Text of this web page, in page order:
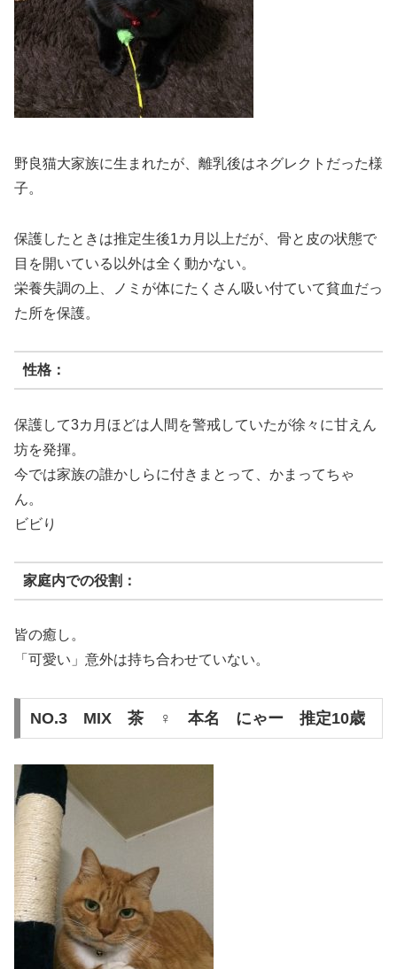
野良猫大家族に生まれたが、離乳後はネグレクトだった様
子。
保護したときは推定生後1カ月以上だが、骨と皮の状態で
目を開いている以外は全く動かない。
栄養失調の上、ノミが体にたくさん吸い付ていて貧血だっ
た所を保護。
性格：
保護して3カ月ほどは人間を警戒していたが徐々に甘えん
坊を発揮。
今では家族の誰かしらに付きまとって、かまってちゃ
ん。
ビビり
家庭内での役割：
皆の癒し。
「可愛い」意外は持ち合わせていない。
NO.3 MIX 茶 ♀ 本名 にゃー 推定10歳